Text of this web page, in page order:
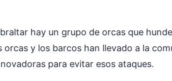
hay un grupo de orcas que
orcas y los barcos han llevado a la
para evitar esos ataques.